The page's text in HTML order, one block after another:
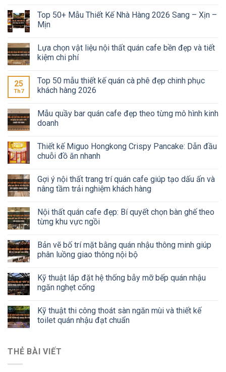
Top 50+ Mẫu Thiết Kế Nhà Hàng 2026 Sang – Xịn –
Mịn
Lựa chọn vật liệu nội thất quán cafe bền đẹp và tiết
kiệm chi phí
25
Th7
Top 50 mẫu thiết kế quán cà phê đẹp chinh phục
khách hàng 2026
Mẫu quầy bar quán cafe đẹp theo từng mô hình kinh
doanh
Thiết kế Miguo Hongkong Crispy Pancake: Dẫn đầu
chuỗi đồ ăn nhanh
Gợi ý nội thất trang trí quán cafe giúp tạo dấu ấn và
nâng tầm trải nghiệm khách hàng
Nội thất quán cafe đẹp: Bí quyết chọn bàn ghế theo
từng khu vực ngồi
Bản vẽ bố trí mặt bằng quán nhậu thông minh giúp
phân luồng giao thông nội bộ
Kỹ thuật lắp đặt hệ thống bẫy mỡ bếp quán nhậu
ngăn nghẹt cống
Kỹ thuật thi công thoát sàn ngăn mùi và thiết kế
toilet quán nhậu đạt chuẩn
THẺ BÀI VIẾT